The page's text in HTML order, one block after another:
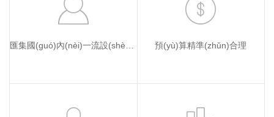
預(yù)算精準(zhǔn)合理